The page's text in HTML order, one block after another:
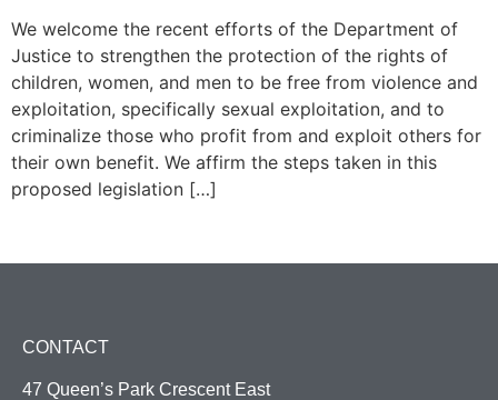
We welcome the recent efforts of the Department of
Justice to strengthen the protection of the rights of
children, women, and men to be free from violence and
exploitation, specifically sexual exploitation, and to
criminalize those who profit from and exploit others for
their own benefit. We affirm the steps taken in this
proposed legislation […]
CONTACT
47 Queen’s Park Crescent East